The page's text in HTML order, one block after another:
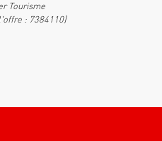
Tourisme
: 7384110)